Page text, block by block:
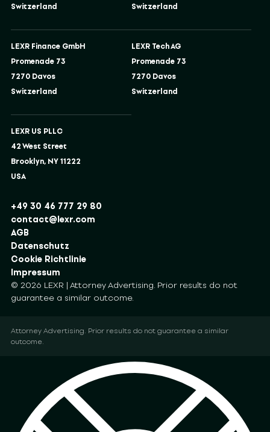
Switzerland
Switzerland
LEXR Finance GmbH
Promenade 73
7270 Davos
Switzerland
LEXR Tech AG
Promenade 73
7270 Davos
Switzerland
LEXR US PLLC
42 West Street
Brooklyn, NY 11222
USA
+49 30 46 777 29 80
contact@lexr.com
AGB
Datenschutz
Cookie Richtlinie
Impressum
© 2026 LEXR | Attorney Advertising. Prior results do not
guarantee a similar outcome.
Attorney Advertising. Prior results do not guarantee a similar
outcome.